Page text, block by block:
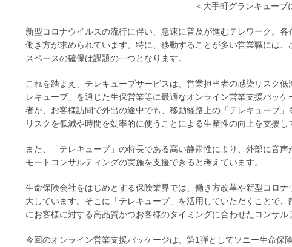
＜大手町グランキューブ
新型コロナウイルスの流行に伴い、急速に普及が進むテレワーク。
働き方が求められています。特に、移動することが多い営業職には
スペースの確保は課題の一つとなります。
これを踏まえ、テレキューブサービスは、営業担当者の感染リスク
レキューブ」を通じた生保営業等に最適なオンライン営業支援パッ
者が、お客様訪問で外出の途中でも、移動経路上の「テレキューブ
リスクを低減や時間を効率的に使うことによる生産性の向上を支援し
また、「テレキューブ」の特長である高い静粛性により、外部に音
モートコンサルティングの実施を支援できると考えています。
生命保険会社をはじめとする保険業界では、働き方改革や新型コロ
大しています。そこに「テレキューブ」を活用していただくことで
にお客様に対する高品質かつお客様のタイミングに合わせたコンサル
今回のオンライン営業支援パッケージは、第1弾としてソニー生命保